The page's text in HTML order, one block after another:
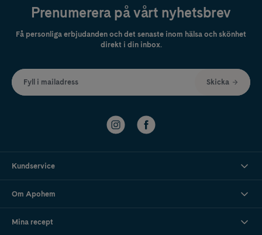
Prenumerera på vårt nyhetsbrev
Få personliga erbjudanden och det senaste inom hälsa och skönhet
direkt i din inbox.
Fyll i mailadress Skicka
Kundservice
Om Apohem
Mina recept